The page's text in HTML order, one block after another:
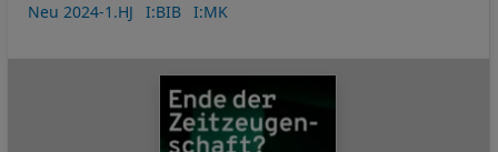
Neu 2024-1.HJ
I:BIB I:MK